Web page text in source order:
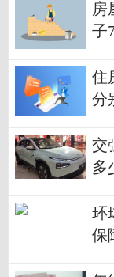
房
子
住
分
交
多
环
保